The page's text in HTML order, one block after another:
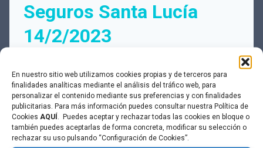
En nuestro sitio web utilizamos cookies propias y de terceros para
finalidades analíticas mediante el análisis del tráfico web, para
personalizar el contenido mediante sus preferencias y con finalidades
publicitarias. Para más información puedes consultar nuestra Política de
Cookies AQUÍ . Puedes aceptar y rechazar todas las cookies en bloque o
también puedes aceptarlas de forma concreta, modificar su selección o
rechazar su uso pulsando “Configuración de Cookies”.
Seguros Santa Lucía
14/2/2023
Estado actual
NO INSCRITO